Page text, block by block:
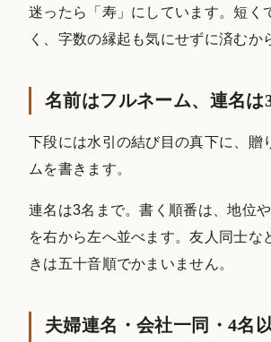
迷ったら「寿」にしています。短く
く、字数の縁起も気にせずに済むか
名前はフルネーム、連名は
下段には水引の結び目の真下に、贈
ムを書きます。
連名は3名まで。書く順番は、地位
を右から左へ並べます。友人同士な
きは五十音順でかまいません。
夫婦連名・会社一同・4名